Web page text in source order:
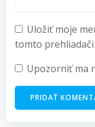
Uložiť moje
tomto
Upozorniť ma